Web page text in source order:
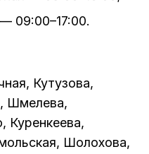
09:00–17:00.
Кутузова,
Шмелева,
Куренкеева,
Шолохова,